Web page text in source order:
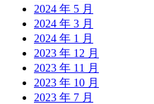
2024 年 5 月
2024 年 3 月
2024 年 1 月
2023 年 12 月
2023 年 11 月
2023 年 10 月
2023 年 7 月